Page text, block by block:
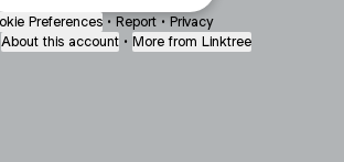
Preferences • Report • Privacy
About this account • More from Linktree